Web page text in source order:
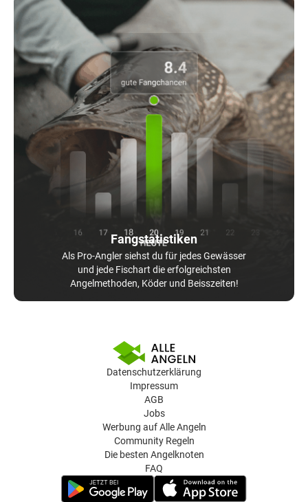
Fangstatistiken
Als Pro-Angler siehst du für jedes Gewässer
und jede Fischart die erfolgreichsten
Angelmethoden, Köder und Beisszeiten!
Datenschutzerklärung
Impressum
AGB
Jobs
Werbung auf Alle Angeln
Community Regeln
Die besten Angelknoten
FAQ